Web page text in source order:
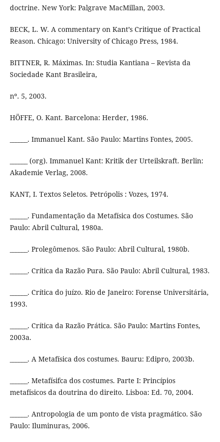
doctrine. New York: Palgrave MacMillan, 2003.
BECK, L. W. A commentary on Kant’s Critique of Practical
Reason. Chicago: University of Chicago Press, 1984.
BITTNER, R. Máximas. In: Studia Kantiana – Revista da
Sociedade Kant Brasileira,
nº. 5, 2003.
HÖFFE, O. Kant. Barcelona: Herder, 1986.
______. Immanuel Kant. São Paulo: Martins Fontes, 2005.
______ (org). Immanuel Kant: Kritik der Urteilskraft. Berlin:
Akademie Verlag, 2008.
KANT, I. Textos Seletos. Petrópolis : Vozes, 1974.
______. Fundamentação da Metafísica dos Costumes. São
Paulo: Abril Cultural, 1980a.
______. Prolegômenos. São Paulo: Abril Cultural, 1980b.
______. Crítica da Razão Pura. São Paulo: Abril Cultural, 1983.
______. Crítica do juízo. Rio de Janeiro: Forense Universitária,
1993.
______. Crítica da Razão Prática. São Paulo: Martins Fontes,
2003a.
______. A Metafísica dos costumes. Bauru: Edipro, 2003b.
______. Metafísifca dos costumes. Parte I: Princípios
metafísicos da doutrina do direito. Lisboa: Ed. 70, 2004.
______. Antropologia de um ponto de vista pragmático. São
Paulo: Iluminuras, 2006.